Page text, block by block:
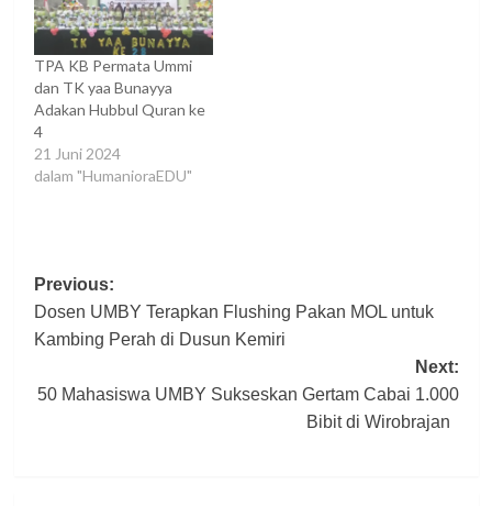
TPA KB Permata Ummi
dan TK yaa Bunayya
Adakan Hubbul Quran ke
4
21 Juni 2024
dalam "HumanioraEDU"
Post
navigation
Previous:
Dosen UMBY Terapkan Flushing Pakan MOL untuk
Kambing Perah di Dusun Kemiri
Next:
50 Mahasiswa UMBY Sukseskan Gertam Cabai 1.000
Bibit di Wirobrajan